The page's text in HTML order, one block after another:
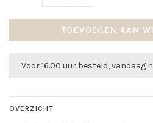
TOEVOEGEN AAN
Voor 16.00 uur besteld, vandaag
OVERZICHT